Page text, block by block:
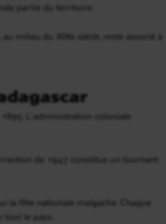
partie du territoire.
milieu du XIXe siècle, reste associé à
L’administration coloniale
de 1947 constitue un tournant
la fête nationale malgache. Chaque
le pays.